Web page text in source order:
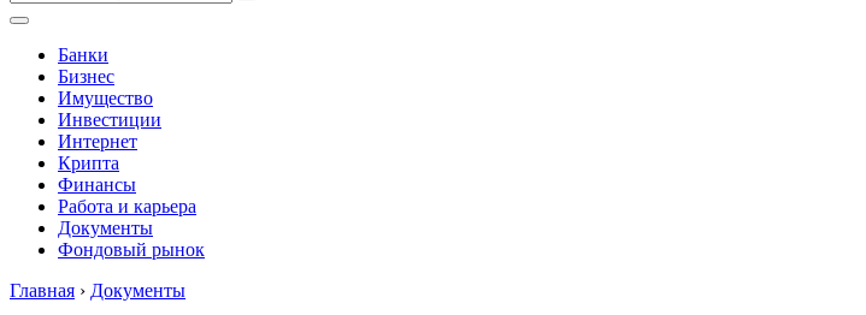
Банки
Бизнес
Имущество
Инвестиции
Интернет
Крипта
Финансы
Работа и карьера
Документы
Фондовый рынок
Главная › Документы